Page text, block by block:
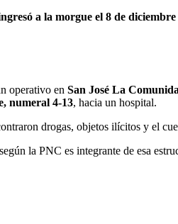
a la morgue el 8 de
operativo en San José La
numeral 4-13, hacia un hospital.
drogas, objetos ilícitos y el
la PNC es integrante de esa